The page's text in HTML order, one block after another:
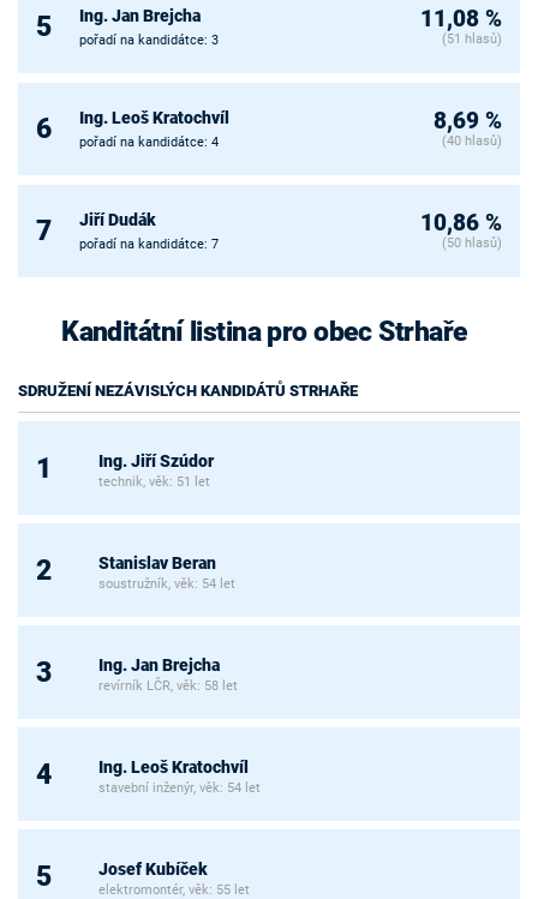
5 Ing. Jan Brejcha
pořadí na kandidátce: 3
11,08 %
(51 hlasů)
6 Ing. Leoš Kratochvíl
pořadí na kandidátce: 4
8,69 %
(40 hlasů)
7 Jiří Dudák
pořadí na kandidátce: 7
10,86 %
(50 hlasů)
Kanditátní listina pro obec Strhaře
SDRUŽENÍ NEZÁVISLÝCH KANDIDÁTŮ STRHAŘE
1 Ing. Jiří Szúdor
technik, věk: 51 let
2 Stanislav Beran
soustružník, věk: 54 let
3 Ing. Jan Brejcha
revírník LČR, věk: 58 let
4 Ing. Leoš Kratochvíl
stavební inženýr, věk: 54 let
5 Josef Kubíček
elektromontér, věk: 55 let